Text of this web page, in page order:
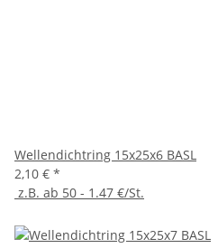
Wellendichtring 15x25x6 BASL
2,10 € *
z.B. ab 50 - 1.47 €/St.